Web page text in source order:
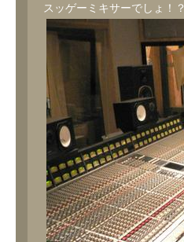
スッゲーミキサーでしょ！？